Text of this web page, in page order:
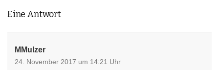
Eine Antwort
MMulzer
24. November 2017 um 14:21 Uhr